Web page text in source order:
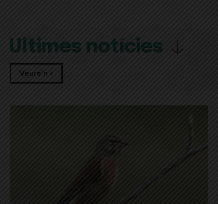
Últimes notícies
Veure'n +